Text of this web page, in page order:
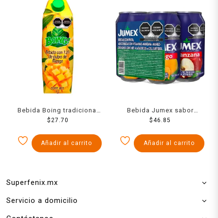
Bebida Boing tradicional
con 13% pulpa de mango
$27.70
Añadir al carrito
Bebida Jumex sabor
manzana, mango y
ml c/u
$46.85
Añadir al carrito
Superfenix.mx
Servicio a domicilio